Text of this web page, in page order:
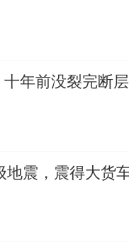
十年前没裂完断
地震，震得大货